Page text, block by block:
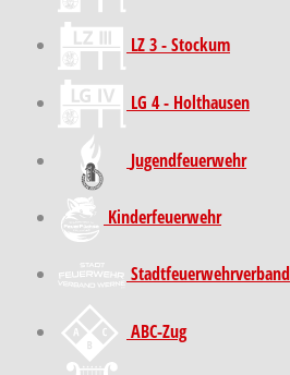
LZ 3 - Stockum
LG 4 - Holthausen
Jugendfeuerwehr
Kinder­feuer­wehr
Stadt­feuer­wehr­verband
ABC-Zug